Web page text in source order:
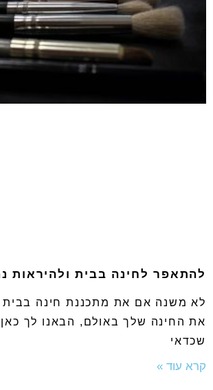
להתאפר לחינה בבית ולהיראות
לא משנה אם את מתכננת חינה בבית
את החינה שלך באולם, הבאנו לך
שכדאי
קרא עוד »